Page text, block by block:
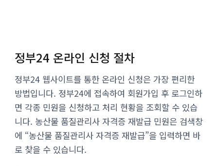
정부24 온라인 신청 절차
정부24 웹사이트를 통한 온라인 신청은 가장 편리한
방법입니다. 정부24에 접속하여 회원가입 후 로그인하
면 각종 민원을 신청하고 처리 현황을 조회할 수 있습
니다. 농산물 품질관리사 자격증 재발급 민원은 검색창
에 “농산물 품질관리사 자격증 재발급”을 입력하면 바
로 찾을 수 있습니다.